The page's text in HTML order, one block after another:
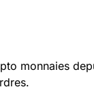
monnaies